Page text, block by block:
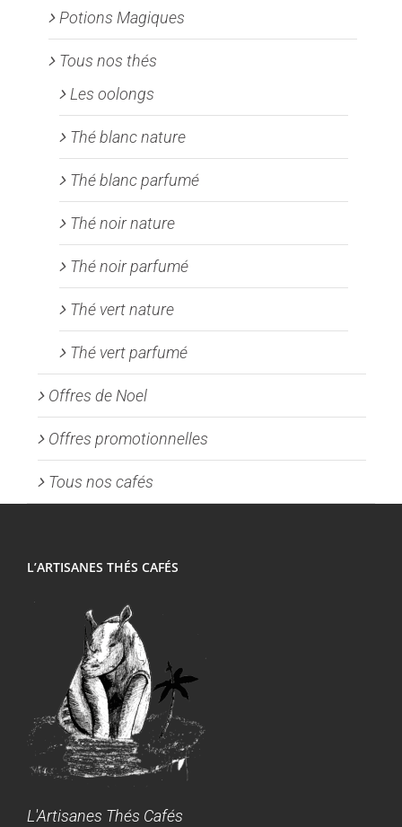
Potions Magiques
Tous nos thés
Les oolongs
Thé blanc nature
Thé blanc parfumé
Thé noir nature
Thé noir parfumé
Thé vert nature
Thé vert parfumé
Offres de Noel
Offres promotionnelles
Tous nos cafés
L’ARTISANES THÉS CAFÉS
L'Artisanes Thés Cafés